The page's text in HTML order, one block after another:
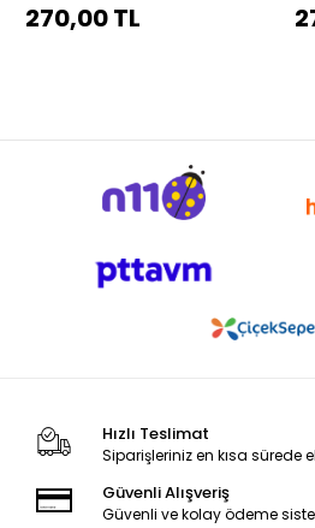
270,00 TL
Hızlı Teslimat
Siparişleriniz en kısa sürede
Güvenli Alışveriş
Güvenli ve kolay ödeme